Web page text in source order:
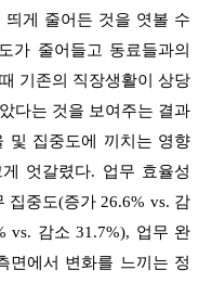
띄게 줄어든 것을 엿볼 수
가 줄어들고 동료들과의
기존의 직장생활이 상당
다는 것을 보여주는 결과
및 집중도에 끼치는 영향
엇갈렸다. 업무 효율성
집중도(증가 26.6% vs. 감
vs. 감소 31.7%), 업무 완
면에서 변화를 느끼는 정